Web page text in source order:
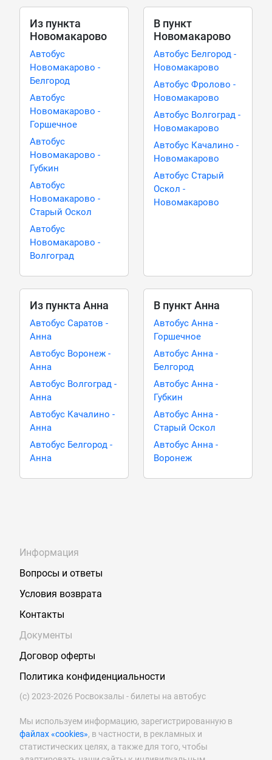
Из пункта
Новомакарово
Автобус
Новомакарово -
Белгород
Автобус
Новомакарово -
Горшечное
Автобус
Новомакарово -
Губкин
Автобус
Новомакарово -
Старый Оскол
Автобус
Новомакарово -
Волгоград
В пункт
Новомакарово
Автобус Белгород -
Новомакарово
Автобус Фролово -
Новомакарово
Автобус Волгоград -
Новомакарово
Автобус Качалино -
Новомакарово
Автобус Старый
Оскол -
Новомакарово
Из пункта Анна
Автобус Саратов -
Анна
Автобус Воронеж -
Анна
Автобус Волгоград -
Анна
Автобус Качалино -
Анна
Автобус Белгород -
Анна
В пункт Анна
Автобус Анна -
Горшечное
Автобус Анна -
Белгород
Автобус Анна -
Губкин
Автобус Анна -
Старый Оскол
Автобус Анна -
Воронеж
Информация
Вопросы и ответы
Условия возврата
Контакты
Документы
Договор оферты
Политика конфиденциальности
(с) 2023-2026 Росвокзалы - билеты на автобус
Мы используем информацию, зарегистрированную в
файлах «cookies», в частности, в рекламных и
статистических целях, а также для того, чтобы